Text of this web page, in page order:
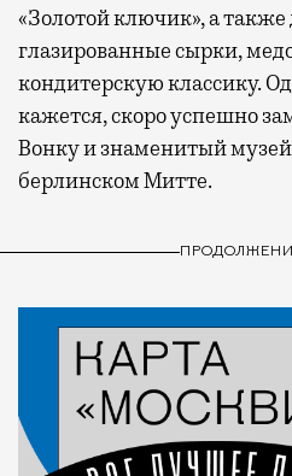
«Золотой ключик», а также
глазированные сырки,
кондитерскую классику.
кажется, скоро успешно
Вонку и знаменитый
берлинском Митте.